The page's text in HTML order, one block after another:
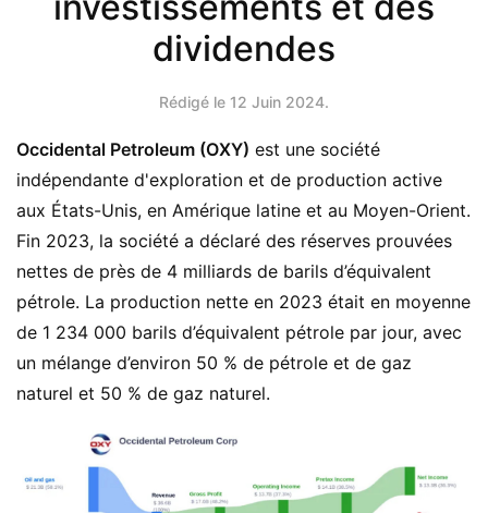
dividendes
Rédigé le 12 Juin 2024.
Occidental Petroleum (OXY) est une société
indépendante d'exploration et de production active
aux États-Unis, en Amérique latine et au Moyen-Orient.
Fin 2023, la société a déclaré des réserves prouvées
nettes de près de 4 milliards de barils d’équivalent
pétrole. La production nette en 2023 était en moyenne
de 1 234 000 barils d’équivalent pétrole par jour, avec
un mélange d’environ 50 % de pétrole et de gaz
naturel et 50 % de gaz naturel.